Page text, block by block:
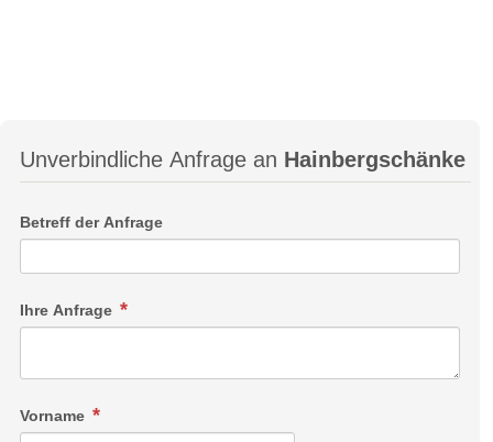
Unverbindliche Anfrage an Hainbergschänke
Betreff der Anfrage
Ihre Anfrage
Vorname